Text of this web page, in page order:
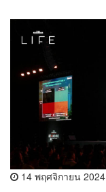
14 พฤศจิกายน 2024